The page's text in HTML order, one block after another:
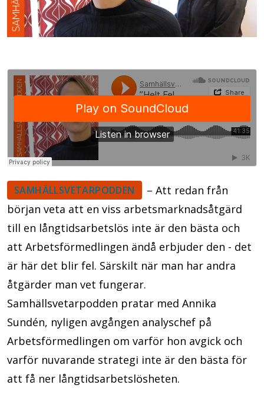
SAMHÄLLSVETARPODDEN
– Att redan från
början veta att en viss arbetsmarknadsåtgärd
till en långtidsarbetslös inte är den bästa och
att Arbetsförmedlingen ändå erbjuder den - det
är här det blir fel. Särskilt när man har andra
åtgärder man vet fungerar.
Samhällsvetarpodden pratar med Annika
Sundén, nyligen avgången analyschef på
Arbetsförmedlingen om varför hon avgick och
varför nuvarande strategi inte är den bästa för
att få ner långtidsarbetslösheten.